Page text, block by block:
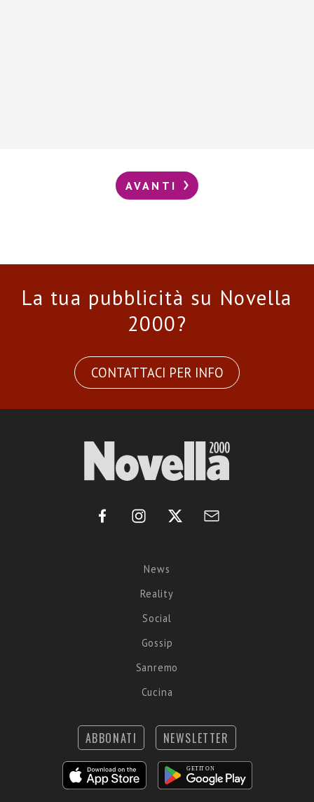
AVANTI
La tua pubblicità su Novella
2000?
CONTATTACI PER INFO
News
Reality
Social
Gossip
Sanremo
Cucina
ABBONATI NEWSLETTER